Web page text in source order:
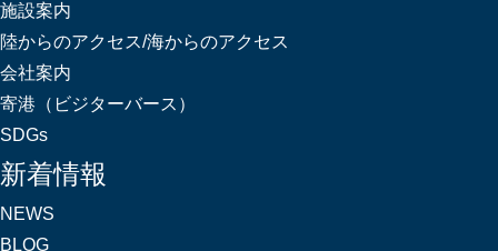
施設案内
陸からのアクセス/海からのアクセス
会社案内
寄港（ビジターバース）
SDGs
新着情報
NEWS
BLOG